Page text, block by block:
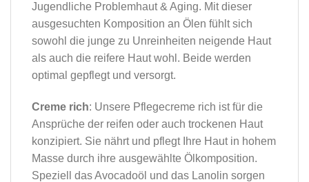
Jugendliche Problemhaut & Aging. Mit dieser
ausgesuchten Komposition an Ölen fühlt sich
sowohl die junge zu Unreinheiten neigende Haut
als auch die reifere Haut wohl. Beide werden
optimal gepflegt und versorgt.
Creme rich: Unsere Pflegecreme rich ist für die
Ansprüche der reifen oder auch trockenen Haut
konzipiert. Sie nährt und pflegt Ihre Haut in hohem
Masse durch ihre ausgewählte Ölkomposition.
Speziell das Avocadoöl und das Lanolin sorgen